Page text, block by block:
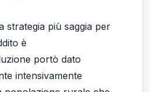
strategia più saggia per
è
portò dato
intensivamente